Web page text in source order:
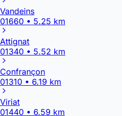
Vandeins
01660 • 5.25 km
Attignat
01340 • 5.52 km
Confrançon
01310 • 6.19 km
Viriat
01440 • 6.59 km